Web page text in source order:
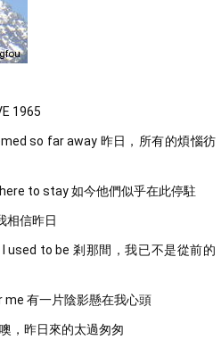
1965
so far away 昨日，所有的煩惱彷
to stay 如今他們似乎在此停駐
相信昨日
used to be 剎那間，我已不是從前的
有一片陰影懸在我心頭
，昨日來的太過匆匆